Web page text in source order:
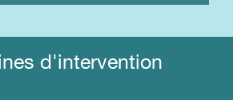
d'intervention